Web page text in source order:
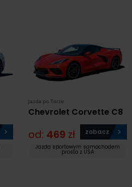
Jazda po Torze
Chevrolet Corvette C8
od: 469 zł zobacz
Jazda sportowym samochodem
prosto z USA